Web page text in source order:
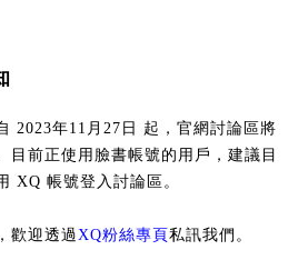
2023年11月27日 起，官網討論區將
目前正使用臉書帳號的用戶，建議目
XQ 帳號登入討論區。
歡迎透過XQ粉絲專頁 私訊我們。